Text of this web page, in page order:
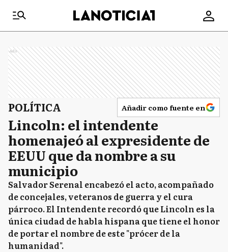
Ads
POLÍTICA Añadir como fuente en
Lincoln: el intendente
homenajeó al expresidente de
EEUU que da nombre a su
municipio
Salvador Serenal encabezó el acto, acompañado
de concejales, veteranos de guerra y el cura
párroco. El Intendente recordó que Lincoln es la
única ciudad de habla hispana que tiene el honor
de portar el nombre de este "prócer de la
humanidad".